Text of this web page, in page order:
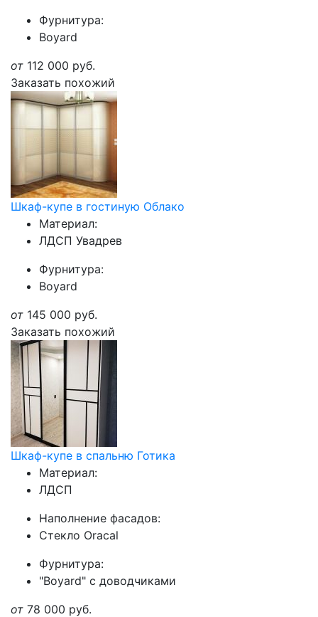
Фурнитура:
Boyard
от 112 000 руб.
Заказать похожий
Шкаф-купе в гостиную Облако
Материал:
ЛДСП Увадрев
Фурнитура:
Boyard
от 145 000 руб.
Заказать похожий
Шкаф-купе в спальню Готика
Материал:
ЛДСП
Наполнение фасадов:
Стекло Oracal
Фурнитура:
"Boyard" с доводчиками
от 78 000 руб.